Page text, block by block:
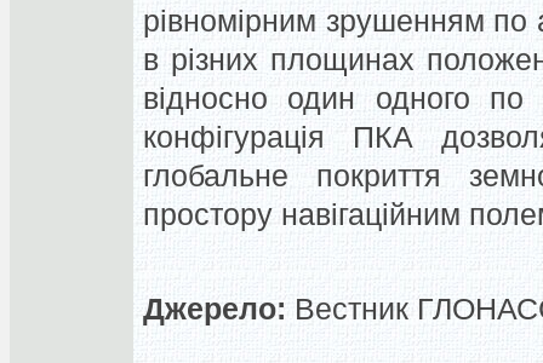
рівномірним зрушенням по
в різних площинах
відносно один одного
конфігурація ПКА
глобальне покриття
простору навігаційним
Джерело: Вестник